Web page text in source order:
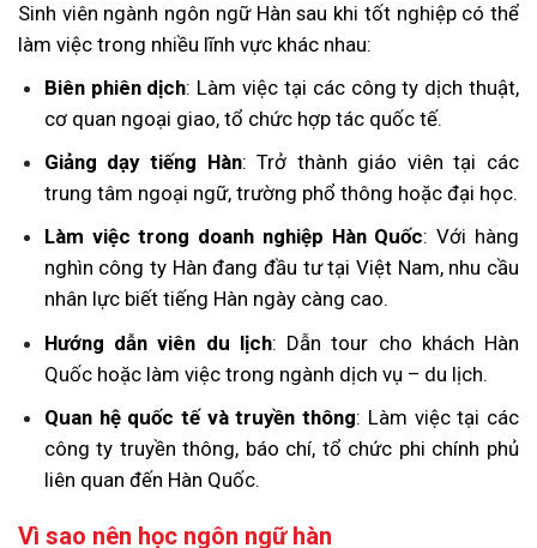
Sinh viên ngành ngôn ngữ Hàn sau khi tốt nghiệp có thể
làm việc trong nhiều lĩnh vực khác nhau:
Biên phiên dịch: Làm việc tại các công ty dịch thuật,
cơ quan ngoại giao, tổ chức hợp tác quốc tế.
Giảng dạy tiếng Hàn: Trở thành giáo viên tại các
trung tâm ngoại ngữ, trường phổ thông hoặc đại học.
Làm việc trong doanh nghiệp Hàn Quốc: Với hàng
nghìn công ty Hàn đang đầu tư tại Việt Nam, nhu cầu
nhân lực biết tiếng Hàn ngày càng cao.
Hướng dẫn viên du lịch: Dẫn tour cho khách Hàn
Quốc hoặc làm việc trong ngành dịch vụ – du lịch.
Quan hệ quốc tế và truyền thông: Làm việc tại các
công ty truyền thông, báo chí, tổ chức phi chính phủ
liên quan đến Hàn Quốc.
Vì sao nên học ngôn ngữ hàn